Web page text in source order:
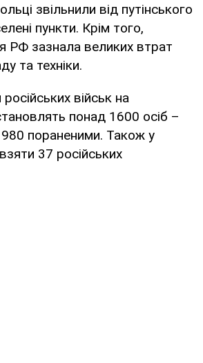
звільнили від путінського
пункти. Крім того,
РФ зазнала великих втрат
та техніки.
військ на
понад 1600 осіб –
пораненими. Також у
37 російських